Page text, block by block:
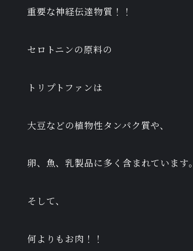
重要な神経伝達物質！！
セロトニンの原料の
トリプトファンは
大豆などの植物性タンパク質や、
卵、魚、乳製品に多く含まれています。
そして、
何よりもお肉！！